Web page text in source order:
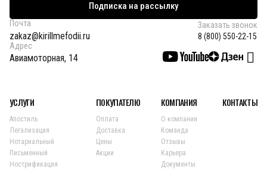
Подписка на рассылку
Почта
zakaz@kirillmefodii.ru
Заказать звонок
8 (800) 550-22-15
Адрес
Авиамоторная, 14
УСЛУГИ
Апостиль
Легализация
Нотариальный
Письменный
Нострификация
ПОКУПАТЕЛЮ
Оплата
Доставка
Цены
Акции
КОМПАНИЯ
О компании
Команда
Отзывы
Карьера
Документы
КОНТАКТЫ